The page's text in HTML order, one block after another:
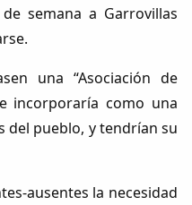
semana a Garrovillas
una “Asociación de
incorporaría como una
del pueblo, y tendrían su
ausentes la necesidad